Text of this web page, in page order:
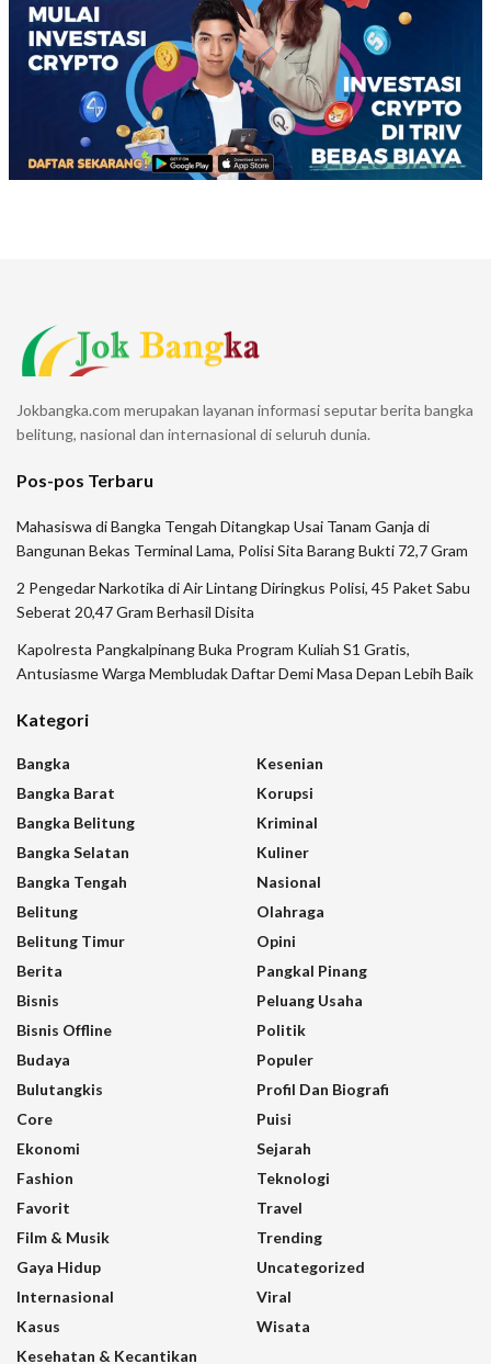
Jokbangka.com merupakan layanan informasi seputar berita bangka
belitung, nasional dan internasional di seluruh dunia.
Pos-pos Terbaru
Mahasiswa di Bangka Tengah Ditangkap Usai Tanam Ganja di
Bangunan Bekas Terminal Lama, Polisi Sita Barang Bukti 72,7 Gram
2 Pengedar Narkotika di Air Lintang Diringkus Polisi, 45 Paket Sabu
Seberat 20,47 Gram Berhasil Disita
Kapolresta Pangkalpinang Buka Program Kuliah S1 Gratis,
Antusiasme Warga Membludak Daftar Demi Masa Depan Lebih Baik
Kategori
Bangka
Bangka Barat
Bangka Belitung
Bangka Selatan
Bangka Tengah
Belitung
Belitung Timur
Berita
Bisnis
Bisnis Offline
Budaya
Bulutangkis
Core
Ekonomi
Fashion
Favorit
Film & Musik
Gaya Hidup
Internasional
Kasus
Kesehatan & Kecantikan
Kesenian
Korupsi
Kriminal
Kuliner
Nasional
Olahraga
Opini
Pangkal Pinang
Peluang Usaha
Politik
Populer
Profil Dan Biografi
Puisi
Sejarah
Teknologi
Travel
Trending
Uncategorized
Viral
Wisata